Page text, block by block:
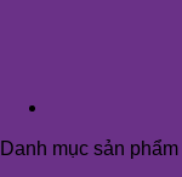
Danh mục sản phẩm